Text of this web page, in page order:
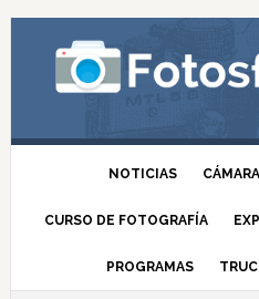
NOTICIAS
CURSO DE FOTOGRAFÍA
PROGRAMAS